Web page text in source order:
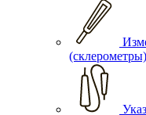
(склерометры)